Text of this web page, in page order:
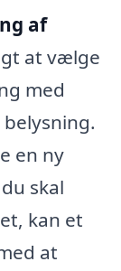
af
at vælge
med
en ny
skal
kan et
at